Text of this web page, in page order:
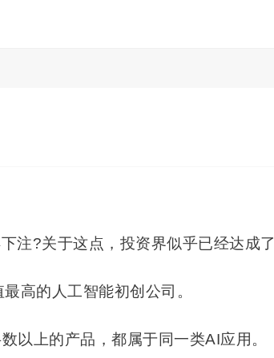
注?关于这点，投资界似乎已经达成
最高的人工智能初创公司。
以上的产品，都属于同一类AI应用。